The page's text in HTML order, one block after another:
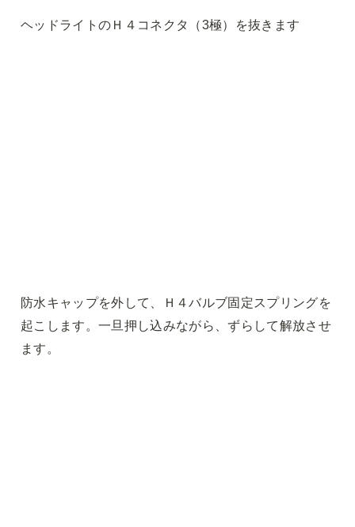
ヘッドライ トのＨ４コネクタ（3極）を抜きます
防水キャップを外して、Ｈ４バルブ固定スプリングを
起こします。一旦押し込みながら、ずらして解放させ
ます。